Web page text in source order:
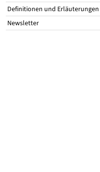
Definitionen und Erläuterungen
Newsletter